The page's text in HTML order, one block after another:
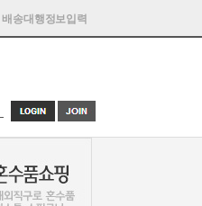
배송대행정보입력